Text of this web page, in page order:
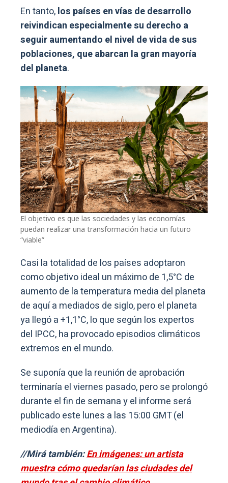
En tanto,los países en vías de desarrollo
reivindican especialmente su derecho a
seguir aumentando el nivel de vida de sus
poblaciones, que abarcan la gran mayoría
del planeta.
El objetivo es que las sociedades y las economías
puedan realizar una transformación hacia un futuro
“viable”
Casi la totalidad de los países adoptaron
como objetivo ideal un máximo de 1,5°C de
aumento de la temperatura media del planeta
de aquí a mediados de siglo, pero el planeta
ya llegó a +1,1°C, lo que según los expertos
del IPCC, ha provocado episodios climáticos
extremos en el mundo.
Se suponía que la reunión de aprobación
terminaría el viernes pasado, pero se prolongó
durante el fin de semana y el informe será
publicado este lunes a las 15:00 GMT (el
mediodía en Argentina).
//Mirá también:En imágenes: un artista
muestra cómo quedarían las ciudades del